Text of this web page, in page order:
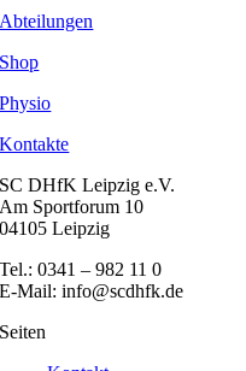
Abteilungen
Shop
Physio
Kontakte
SC DHfK Leipzig e.V.
Am Sportforum 10
04105 Leipzig
Tel.: 0341 – 982 11 0
E-Mail: info@scdhfk.de
Seiten